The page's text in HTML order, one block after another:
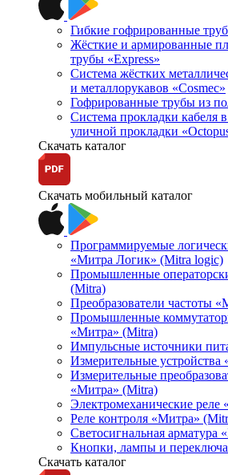
Гибкие гофрированные
Жёсткие и армированные
трубы «Express»
Система жёстких
и металлорукавов «Cosmec»
Гофрированные трубы из
Система прокладки кабеля
уличной прокладки
Скачать каталог
Скачать мобильный каталог
Программируемые
«Митра Логик» (Mitra logic)
Промышленные
(Mitra)
Преобразователи частоты
Промышленные
«Митра» (Mitra)
Импульсные источники
Измерительные
Измерительные
«Митра» (Mitra)
Электромеханические
Реле контроля «Митра»
Светосигнальная арматура
Кнопки, лампы и
Скачать каталог